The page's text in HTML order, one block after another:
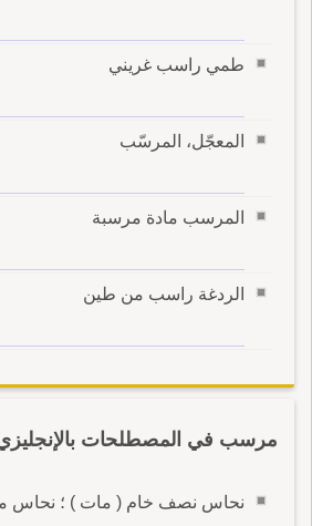
طمي راسب غريني
المعجّل، المرسّب
المرسب مادة مرسبة
الردغة راسب من طين
مرسب في المصطلحات
نحاس نصف خام ( مات ) ؛ نحاس